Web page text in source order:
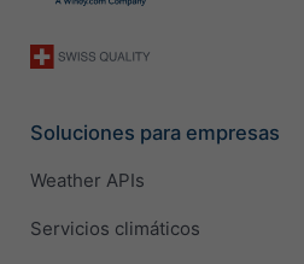
Soluciones para empresas
Weather APIs
Servicios climáticos